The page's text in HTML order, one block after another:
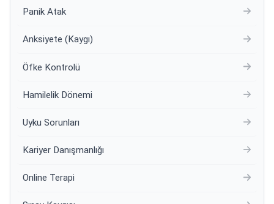
Panik Atak
Anksiyete (Kaygı)
Öfke Kontrolü
Hamilelik Dönemi
Uyku Sorunları
Kariyer Danışmanlığı
Online Terapi